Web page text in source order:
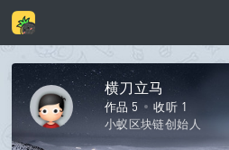
横刀立马
作品 5
收听 1
小蚁区块链创始人